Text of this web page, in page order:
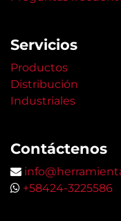
Servicios
Productos
Distribución
Industriales
Contáctenos
+58424-3225586